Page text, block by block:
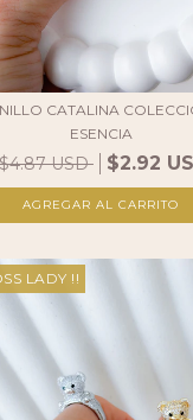
CATALINA
ESENCIA
USD $2.92
LADY !!